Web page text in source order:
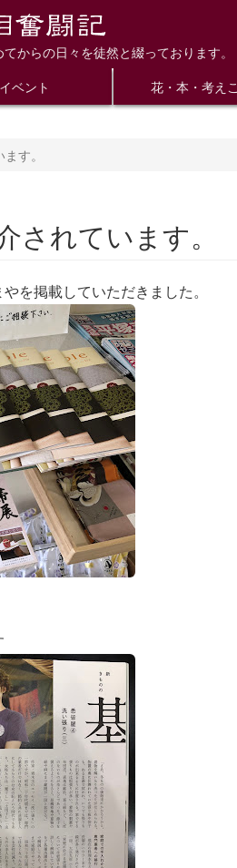
からの日々を徒然と綴っております。
イベント 花・本・考え
す。
されています。
を掲載していただきました。